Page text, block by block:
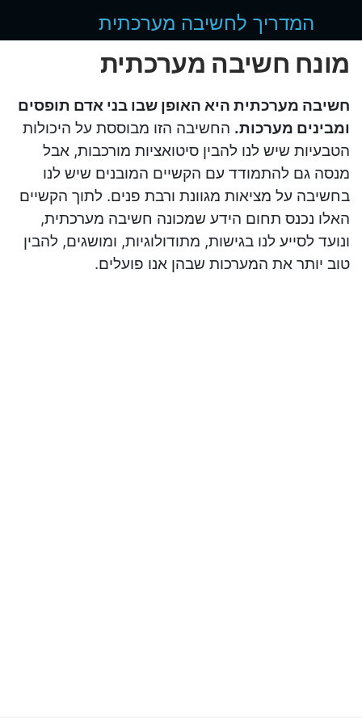
המדריך לחשיבה מערכתית
מונח חשיבה מערכתית
חשיבה מערכתית היא האופן שבו בני אדם תופסים
ומבינים מערכות. החשיבה הזו מבוססת על היכולות
הטבעיות שיש לנו להבין סיטואציות מורכבות, אבל
מנסה גם להתמודד עם הקשיים המובנים שיש לנו
בחשיבה על מציאות מגוונת ורבת פנים. לתוך הקשיים
האלו נכנס תחום הידע שמכונה חשיבה מערכתית,
ונועד לסייע לנו בגישות, מתודולוגיות, ומושגים, להבין
טוב יותר את המערכות שבהן אנו פועלים.